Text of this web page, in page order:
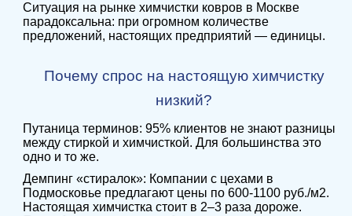
Ситуация на рынке химчистки ковров в Москве
парадоксальна: при огромном количестве
предложений, настоящих предприятий — единицы.
Почему спрос на настоящую химчистку
низкий?
Путаница терминов: 95% клиентов не знают разницы
между стиркой и химчисткой. Для большинства это
одно и то же.
Демпинг «стиралок»: Компании с цехами в
Подмосковье предлагают цены по 600-1100 руб./м2.
Настоящая химчистка стоит в 2–3 раза дороже.